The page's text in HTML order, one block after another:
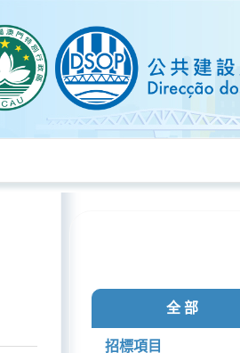
全 部
招標項目